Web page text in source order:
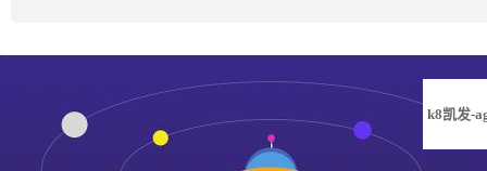
k8凯发-